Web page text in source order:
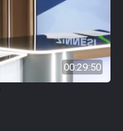
00:29:50